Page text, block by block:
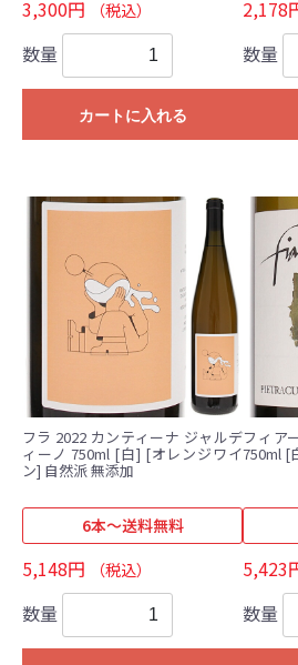
3,300円 （税込）
数量
カートに入れる
2,178
数量
フラ 2022 カンティーナ ジャルデ
ィーノ 750ml [白] [オレンジワイ
ン] 自然派 無添加
6本～送料無料
5,148円 （税込）
数量
フィア
5,423
数量